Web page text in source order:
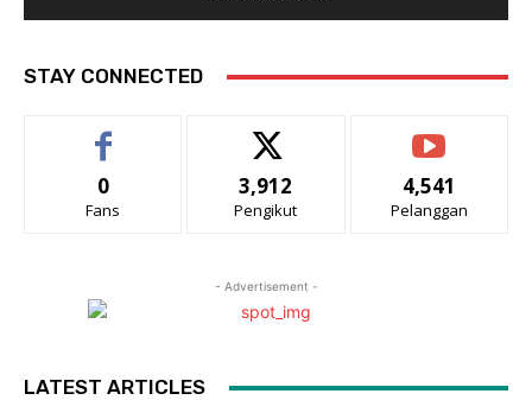
STAY CONNECTED
0
Fans
3,912
Pengikut
4,541
Pelanggan
- Advertisement -
LATEST ARTICLES